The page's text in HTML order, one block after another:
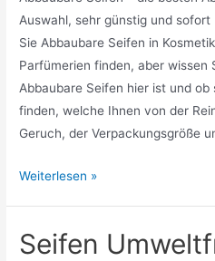
Auswahl, sehr günstig und
Sie Abbaubare Seifen in
Parfümerien finden, aber wissen
Abbaubare Seifen hier ist und
finden, welche Ihnen von der
Geruch, der Verpackungsgröße
Abbaubare
Weiterlesen »
Seifen